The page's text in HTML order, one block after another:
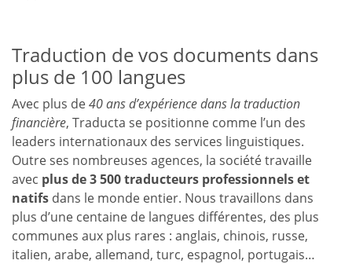
Traduction de vos documents dans
plus de 100 langues
Avec plus de40 ans d’expérience dans la traduction
financière, Traducta se positionne comme l’un des
leaders internationaux des services linguistiques.
Outre ses nombreuses agences, la société travaille
avec plus de 3 500 traducteurs professionnels et
natifs dans le monde entier. Nous travaillons dans
plus d’une centaine de langues différentes, des plus
communes aux plus rares : anglais, chinois, russe,
italien, arabe, allemand, turc, espagnol, portugais…